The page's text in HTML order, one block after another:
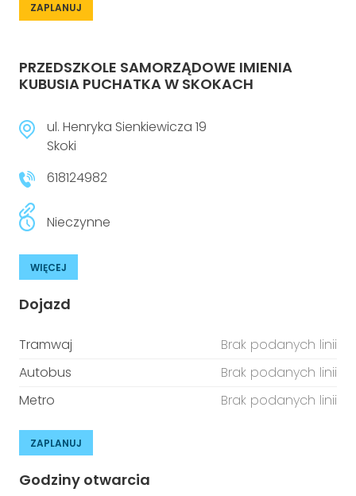
ZAPLANUJ
PRZEDSZKOLE SAMORZĄDOWE IMIENIA
KUBUSIA PUCHATKA W SKOKACH
ul. Henryka Sienkiewicza 19
Skoki
618124982
Nieczynne
WIĘCEJ
Dojazd
Tramwaj
Brak podanych linii
Autobus
Brak podanych linii
Metro
Brak podanych linii
ZAPLANUJ
Godziny otwarcia